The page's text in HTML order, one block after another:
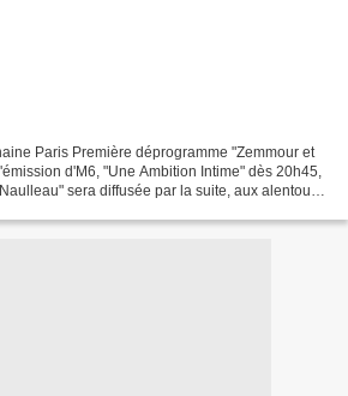
Paris Première déprogramme "Zemmour et
d'M6, "Une Ambition Intime" dès 20h45,
sera diffusée par la suite, aux alentours